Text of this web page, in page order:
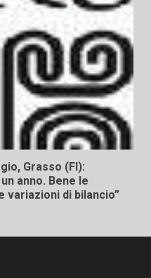
Grasso (FI):
anno. Bene le
variazioni di bilancio”